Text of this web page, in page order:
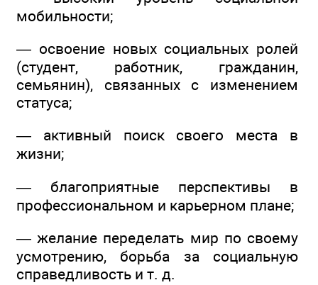
мобильности;
— освоение новых социальных ролей
(студент, работник, гражданин,
семьянин), связанных с изменением
статуса;
— активный поиск своего места в
жизни;
— благоприятные перспективы в
профессиональном и карьерном плане;
— желание переделать мир по своему
усмотрению, борьба за социальную
справедливость и т. д.